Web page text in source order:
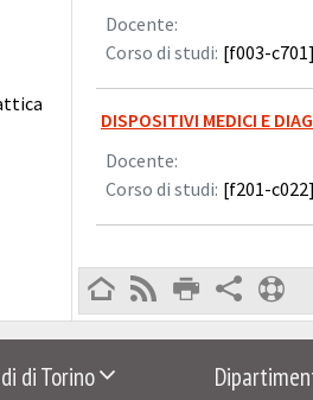
Docente:
Corso di studi: [f003-
DISPOSITIVI MEDICI E
Docente:
Corso di studi: [f201-
di Torino